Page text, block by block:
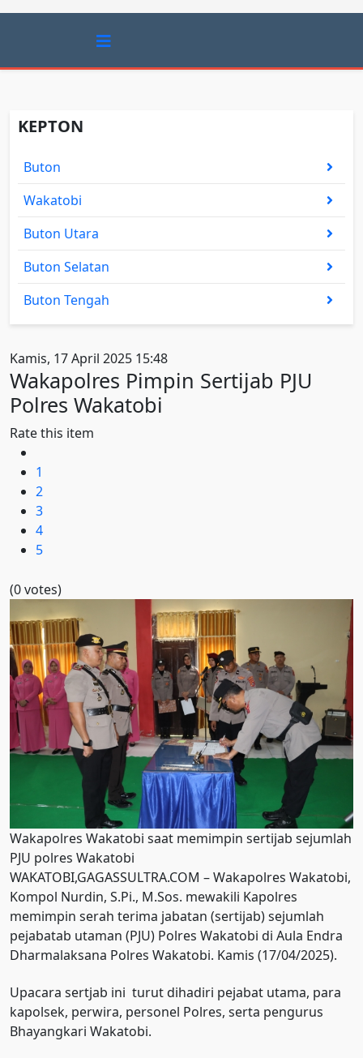
KEPTON
Buton
Wakatobi
Buton Utara
Buton Selatan
Buton Tengah
Kamis, 17 April 2025 15:48
Wakapolres Pimpin Sertijab PJU
Polres Wakatobi
Rate this item
1
2
3
4
5
(0 votes)
Wakapolres Wakatobi saat memimpin sertijab sejumlah
PJU polres Wakatobi
WAKATOBI,GAGASSULTRA.COM – Wakapolres Wakatobi,
Kompol Nurdin, S.Pi., M.Sos. mewakili Kapolres
memimpin serah terima jabatan (sertijab) sejumlah
pejabatab utaman (PJU) Polres Wakatobi di Aula Endra
Dharmalaksana Polres Wakatobi. Kamis (17/04/2025).
Upacara sertjab ini turut dihadiri pejabat utama, para
kapolsek, perwira, personel Polres, serta pengurus
Bhayangkari Wakatobi.